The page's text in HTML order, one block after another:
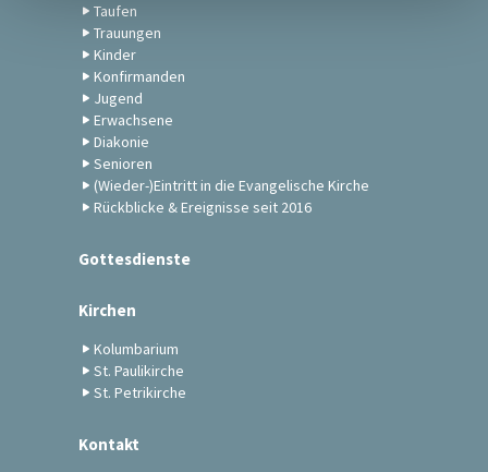
Taufen
Trauungen
Kinder
Konfirmanden
Jugend
Erwachsene
Diakonie
Senioren
(Wieder-)Eintritt in die Evangelische Kirche
Rückblicke & Ereignisse seit 2016
Gottesdienste
Kirchen
Kolumbarium
St. Paulikirche
St. Petrikirche
Kontakt